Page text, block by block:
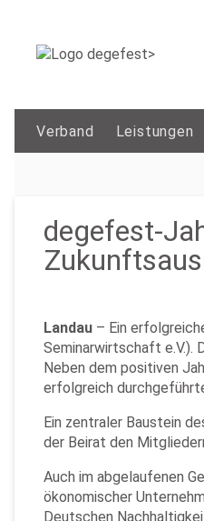
Verband Leistungen
degefest-
Landau – Ein
Seminarwirtschaft e.V.).
Neben dem positiven
erfolgreich
Ein zentraler Baustein
der Beirat den
Auch im abgelaufenen
ökonomischer
Deutschen